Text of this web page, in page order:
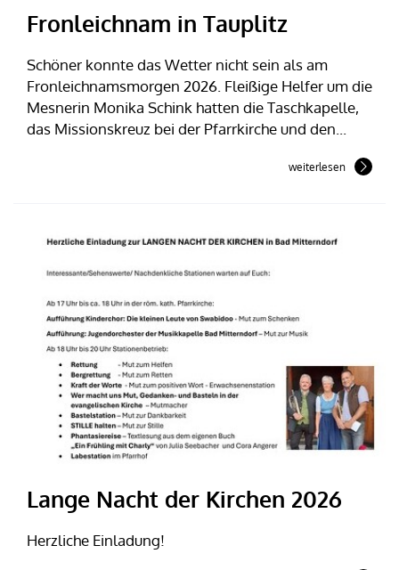
Fronleichnam in Tauplitz
Schöner konnte das Wetter nicht sein als am
Fronleichnamsmorgen 2026. Fleißige Helfer um die
Mesnerin Monika Schink hatten die Taschkapelle,
das Missionskreuz bei der Pfarrkirche und den...
weiterlesen
Lange Nacht der Kirchen 2026
Herzliche Einladung!